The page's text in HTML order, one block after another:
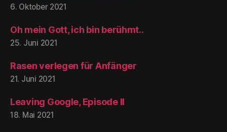
6. Oktober 2021
Oh mein Gott, ich bin berühmt..
25. Juni 2021
Rasen verlegen für Anfänger
21. Juni 2021
Leaving Google, Episode II
18. Mai 2021